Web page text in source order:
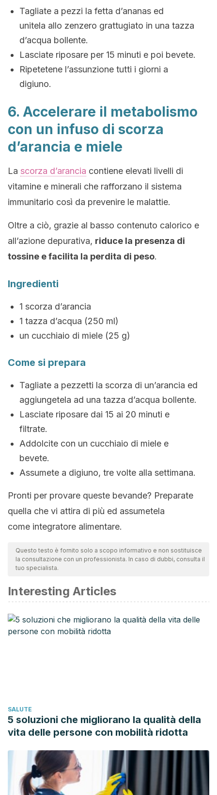
Tagliate a pezzi la fetta d’ananas ed
unitela allo zenzero grattugiato in una tazza
d’acqua bollente.
Lasciate riposare per 15 minuti e poi bevete.
Ripetetene l’assunzione tutti i giorni a
digiuno.
6. Accelerare il metabolismo
con un infuso di scorza
d’arancia e miele
La scorza d’arancia contiene elevati livelli di
vitamine e minerali che rafforzano il sistema
immunitario così da prevenire le malattie.
Oltre a ciò, grazie al basso contenuto calorico e
all’azione depurativa, riduce la presenza di
tossine e facilita la perdita di peso.
Ingredienti
1 scorza d’arancia
1 tazza d’acqua (250 ml)
un cucchiaio di miele (25 g)
Come si prepara
Tagliate a pezzetti la scorza di un’arancia ed
aggiungetela ad una tazza d’acqua bollente.
Lasciate riposare dai 15 ai 20 minuti e
filtrate.
Addolcite con un cucchiaio di miele e
bevete.
Assumete a digiuno, tre volte alla settimana.
Pronti per provare queste bevande? Preparate
quella che vi attira di più ed assumetela
come integratore alimentare.
Questo testo è fornito solo a scopo informativo e non sostituisce
la consultazione con un professionista. In caso di dubbi, consulta il
tuo specialista.
Interesting Articles
SALUTE
5 soluzioni che migliorano la qualità della
vita delle persone con mobilità ridotta